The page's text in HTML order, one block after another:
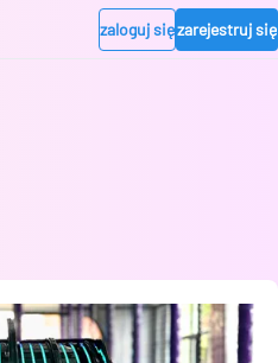
zaloguj sięzarejestruj się